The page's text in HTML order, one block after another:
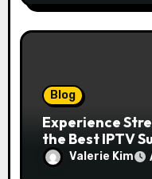
Blog
Experience
the Best IPTV
Redefines
Valerie Kim